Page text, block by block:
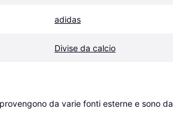
adidas
Divise da calcio
da varie fonti esterne e sono